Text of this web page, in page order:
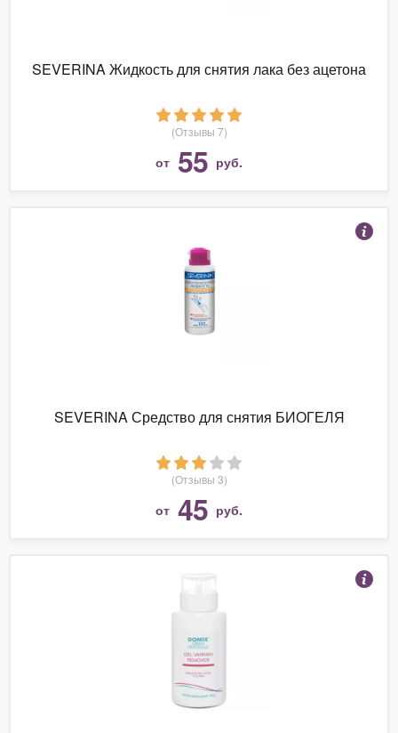
SEVERINA Жидкость для снятия лака без ацетона
(Отзывы 7)
от 55 руб.
SEVERINA Средство для снятия БИОГЕЛЯ
(Отзывы 3)
от 45 руб.